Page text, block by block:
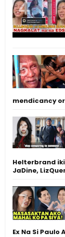
mendicancy
Helterbrand
JaDine,
Ex Na Si Paulo